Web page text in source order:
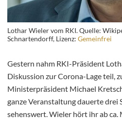
Lothar Wieler vom RKI. Quelle:
Schnartendorff, Lizenz: Gemeinfrei
Gestern nahm RKI-Präsident
Diskussion zur Corona-Lage teil,
Ministerpräsident Michael
ganze Veranstaltung dauerte drei
sehenswert. Wieler hört ihr ab ca.